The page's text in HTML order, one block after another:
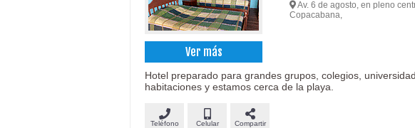
Ver más
Av. 6 de agosto, en pleno
Copacabana,
Hotel preparado para grandes grupos, colegios,
habitaciones y estamos cerca de la playa.
Teléfono Celular Compartir